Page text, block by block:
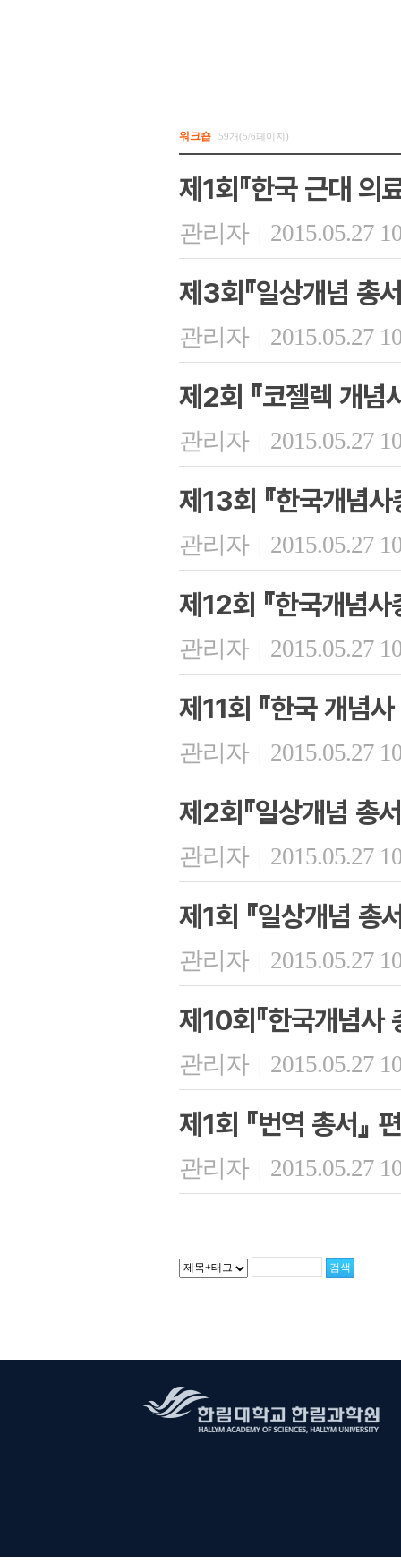
워크숍 59개(5/6페이지)
제1회『한국 근대 의
관리자 | 2015.05.27
제3회『일상개념 총
관리자 | 2015.05.27
제2회 『코젤렉 개념
관리자 | 2015.05.27
제13회 『한국개념
관리자 | 2015.05.27
제12회 『한국개념
관리자 | 2015.05.27
제11회 『한국 개념
관리자 | 2015.05.27
제2회『일상개념 총
관리자 | 2015.05.27
제1회 『일상개념 총
관리자 | 2015.05.27
제10회『한국개념사
관리자 | 2015.05.27
제1회 『번역 총서』
관리자 | 2015.05.27